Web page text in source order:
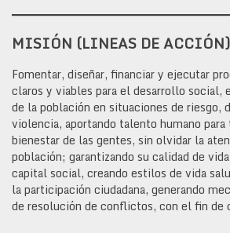
MISIÓN (LINEAS DE ACCIÓN)
Fomentar, diseñar, financiar y ejecutar
claros y viables para el desarrollo
de la población en situaciones de riesgo,
violencia, aportando talento humano para
bienestar de las gentes, sin olvidar la
población; garantizando su calidad de
capital social, creando estilos de vida
la participación ciudadana, generando
de resolución de conflictos, con el fin de